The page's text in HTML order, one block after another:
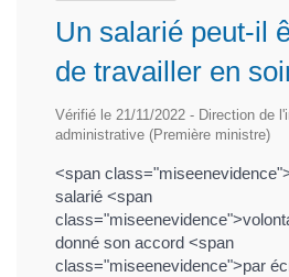
Un salarié peut-il
de travailler en
Vérifié le 21/11/2022 - Direction de
administrative (Première ministre)
<span
salarié <span
donné son accord <span
class="miseenevidence">par